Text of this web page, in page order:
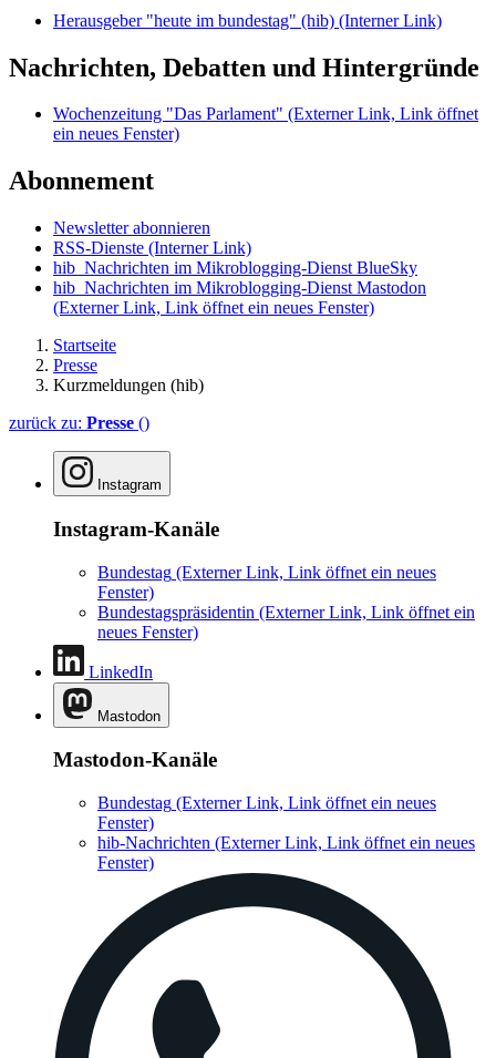
Herausgeber "heute im bundestag" (hib) (Interner Link)
Nachrichten, Debatten und Hintergründe
Wochenzeitung "Das Parlament" (Externer Link, Link öffnet
ein neues Fenster)
Abonnement
Newsletter abonnieren
RSS-Dienste (Interner Link)
hib_Nachrichten im Mikroblogging-Dienst BlueSky
hib_Nachrichten im Mikroblogging-Dienst Mastodon
(Externer Link, Link öffnet ein neues Fenster)
Startseite
Presse
Kurzmeldungen (hib)
zurück zu: Presse ()
Instagram
Instagram-Kanäle
Bundestag (Externer Link, Link öffnet ein neues
Fenster)
Bundestagspräsidentin (Externer Link, Link öffnet ein
neues Fenster)
LinkedIn
Mastodon
Mastodon-Kanäle
Bundestag (Externer Link, Link öffnet ein neues
Fenster)
hib-Nachrichten (Externer Link, Link öffnet ein neues
Fenster)